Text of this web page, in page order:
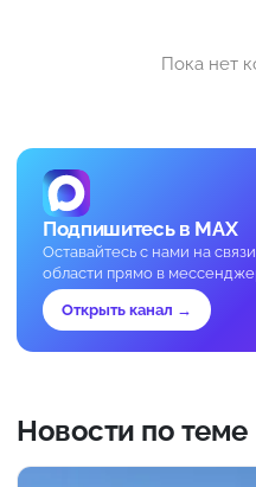
Пока нет
Подпишитесь в MAX
Оставайтесь с нами на
области прямо в
Открыть канал →
Новости по теме